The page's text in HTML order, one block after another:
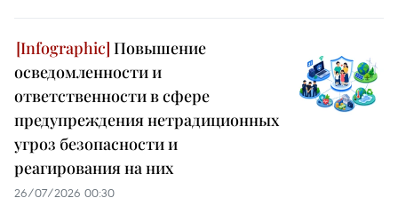
Повышение
осведомленности и
ответственности в сфере
предупреждения нетрадиционных
угроз безопасности и
реагирования на них
26/07/2026 00:30